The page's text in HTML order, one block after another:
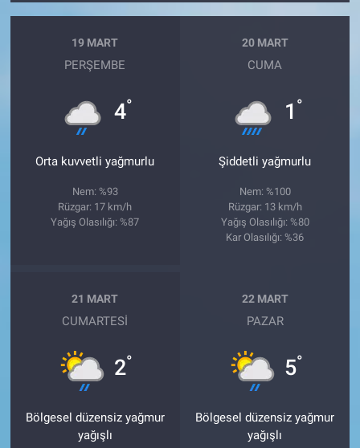
19 MART
PERŞEMBE
4°
Orta kuvvetli yağmurlu
Nem: %93
Rüzgar: 17 km/h
Yağış Olasılığı: %87
20 MART
CUMA
1 °
Şiddetli yağmurlu
Nem: %100
Rüzgar: 13 km/h
Yağış Olasılığı: %80
Kar Olasılığı: %36
21 MART
CUMARTESI
2°
Bölgesel düzensiz yağmur
yağışlı
22 MART
PAZAR
5°
Bölgesel düzensiz yağmur
yağışlı